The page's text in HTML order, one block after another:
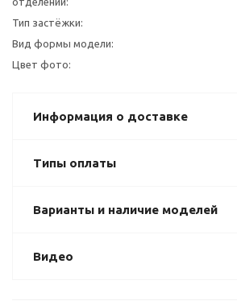
Тип застёжки:
Вид формы модели:
Цвет фото:
Информация о доставке
Типы оплаты
Варианты и наличие моделей
Видео